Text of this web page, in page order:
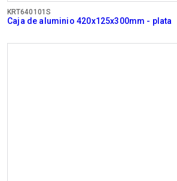
KRT640101S
Caja de aluminio 420x125x300mm - plata